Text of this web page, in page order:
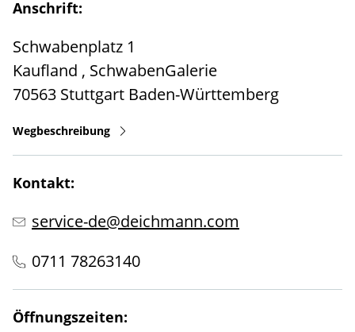
Anschrift:
Schwabenplatz 1
Kaufland , SchwabenGalerie
70563 Stuttgart Baden-Württemberg
Wegbeschreibung
Kontakt:
service-de@deichmann.com
0711 78263140
Öffnungszeiten: